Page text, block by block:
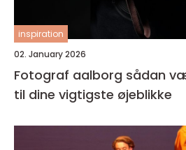
inspiration
02. January 2026
Fotograf aalborg sådan vælger du den rette
til dine vigtigste øjeblikke